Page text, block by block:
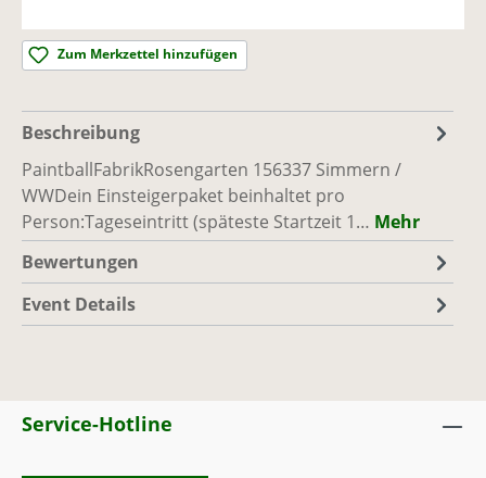
Ausreichend Plätze vorhanden
PaintballFabrik|Rosengarten 1, 56337
Simmern / WW
Ausreichend Plätze vorhanden
Sa., 12.09.26, 10:00 - 17:00(Europe/Berlin)
Simmern / WW
Ausreichend Plätze vorhanden
Simmern / WW
Zum Merkzettel hinzufügen
Beschreibung
PaintballFabrikRosengarten 156337 Simmern /
WWDein Einsteigerpaket beinhaltet pro
Person:Tageseintritt (späteste Startzeit 1… Mehr
Bewertungen
Event Details
Service-Hotline